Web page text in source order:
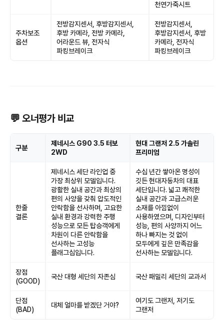
천연가죽시트
주차보조
옵션
전방감지센서, 후방감지센서,
후방 카메라, 전방 카메라,
어라운드 뷰, 전자식
파킹브레이크
전방감지센서,
후방감지센서, 후방
카메라, 전자식
파킹브레이크
💬 오너평가 비교
구분
제네시스 G90 3.5 터보
2WD
현대 그랜저 2.5 가솔린
프리미엄
한줄
결론
제네시스 세단 라인업 중
가장 최상위 모델입니다.
광활한 실내 공간과 최상의
편의 사양을 갖춰 압도적인
안락함을 선사하며, 고요한
실내 환경과 강력한 주행
성능으로 모든 탑승객에게
차원이 다른 안락함을
선사하는 고성능
플래그십입니다.
수십 년간 쌓아온 명성이
깃든 현대자동차의 대표
세단입니다. 넓고 쾌적한
실내 공간과 고급스러운
소재를 아낌없이
사용하였으며, 디자인부터
성능, 편의 사양까지 어느
하나 빠지는 것 없이
모두에게 깊은 만족감을
선사하는 모델입니다.
장점
(GOOD)
국산 대형 세단의 자존심 국산 패밀리 세단의 교과서
단점
(BAD)
대체 얼마를 받겠단 거야?
여기도 그랜저, 저기도
그랜저